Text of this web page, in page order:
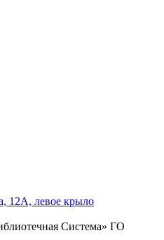
12А, левое крыло
Система» ГО